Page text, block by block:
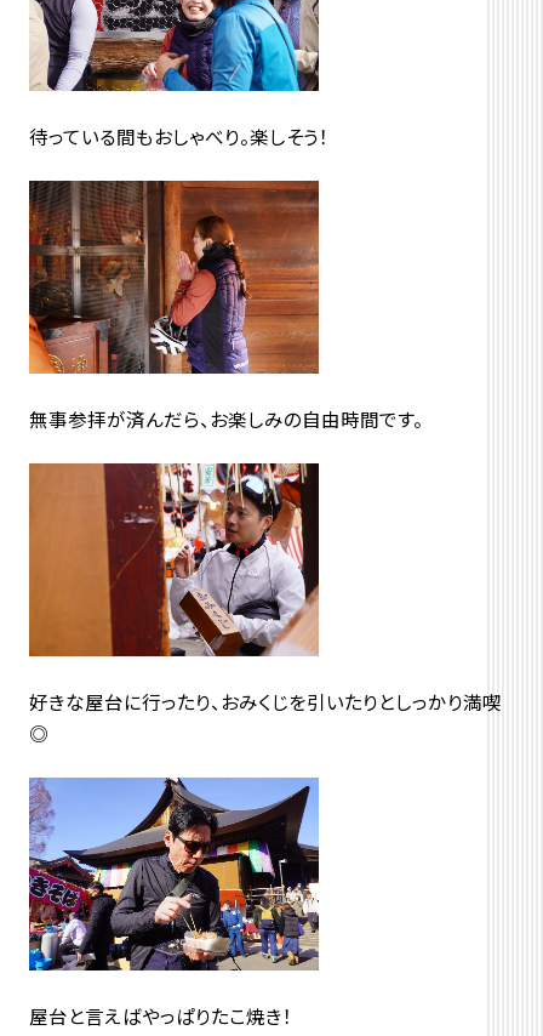
待っている間もおしゃべり。楽しそう！
無事参拝が済んだら、お楽しみの自由時間です。
好きな屋台に行ったり、おみくじを引いたりとしっかり満喫
◎
屋台と言えばやっぱりたこ焼き！